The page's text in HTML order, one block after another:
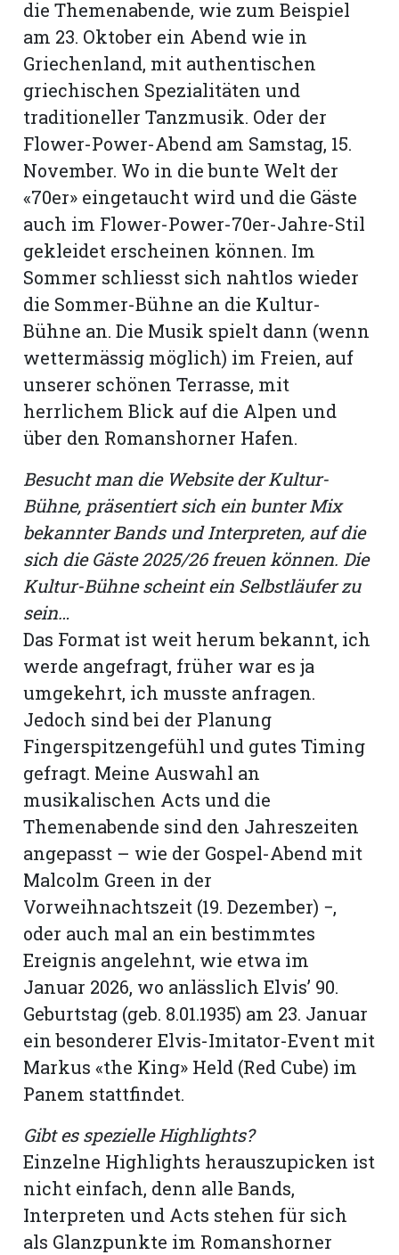
die Themenabende, wie zum Beispiel
am 23. Oktober ein Abend wie in
Griechenland, mit authentischen
griechischen Spezialitäten und
traditioneller Tanzmusik. Oder der
Flower-Power-Abend am Samstag, 15.
November. Wo in die bunte Welt der
«70er» eingetaucht wird und die Gäste
auch im Flower-Power-70er-Jahre-Stil
gekleidet erscheinen können. Im
Sommer schliesst sich nahtlos wieder
die Sommer-Bühne an die Kultur-
Bühne an. Die Musik spielt dann (wenn
wettermässig möglich) im Freien, auf
unserer schönen Terrasse, mit
herrlichem Blick auf die Alpen und
über den Romanshorner Hafen.
Besucht man die Website der Kultur-
Bühne, präsentiert sich ein bunter Mix
bekannter Bands und Interpreten, auf die
sich die Gäste 2025/26 freuen können. Die
Kultur-Bühne scheint ein Selbstläufer zu
sein…
Das Format ist weit herum bekannt, ich
werde angefragt, früher war es ja
umgekehrt, ich musste anfragen.
Jedoch sind bei der Planung
Fingerspitzengefühl und gutes Timing
gefragt. Meine Auswahl an
musikalischen Acts und die
Themenabende sind den Jahreszeiten
angepasst – wie der Gospel-Abend mit
Malcolm Green in der
Vorweihnachtszeit (19. Dezember) −,
oder auch mal an ein bestimmtes
Ereignis angelehnt, wie etwa im
Januar 2026, wo anlässlich Elvis’ 90.
Geburtstag (geb. 8.01.1935) am 23. Januar
ein besonderer Elvis-Imitator-Event mit
Markus «the King» Held (Red Cube) im
Panem stattfindet.
Gibt es spezielle Highlights?
Einzelne Highlights herauszupicken ist
nicht einfach, denn alle Bands,
Interpreten und Acts stehen für sich
als Glanzpunkte im Romanshorner